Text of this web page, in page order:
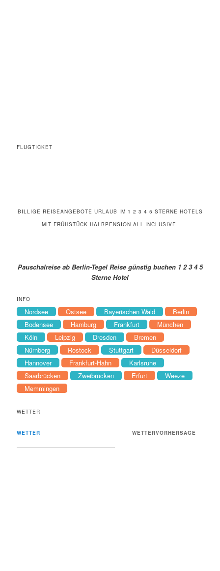
FLUGTICKET
BILLIGE REISEANGEBOTE URLAUB IM 1 2 3 4 5 STERNE HOTELS
MIT FRÜHSTÜCK HALBPENSION ALL-INCLUSIVE.
Pauschalreise ab Berlin-Tegel Reise günstig buchen 1 2 3 4 5
Sterne Hotel
INFO
Nordsee Ostsee Bayerischen Wald
Berlin
Bodensee
Hamburg Frankfurt
München
Köln
Leipzig Dresden
Bremen
Nürnberg
Rostock Stuttgart
Düsseldorf
Hannover
Frankfurt-Hahn
Karlsruhe
Saarbrücken
Zweibrücken Erfurt
Weeze
Memmingen
WETTER
WETTER WETTERVORHERSAGE